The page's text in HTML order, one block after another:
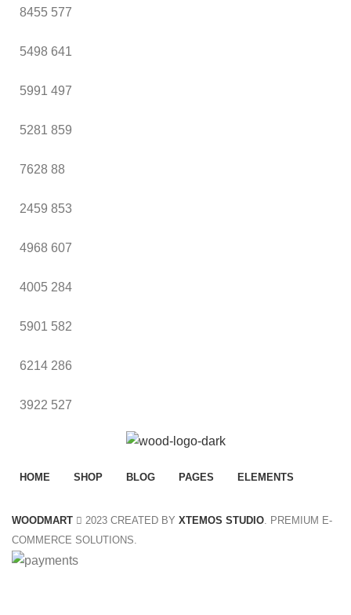
8455 577
5498 641
5991 497
5281 859
7628 88
2459 853
4968 607
4005 284
5901 582
6214 286
3922 527
HOME SHOP BLOG PAGES ELEMENTS
WOODMART 2023 CREATED BY XTEMOS STUDIO. PREMIUM E-
COMMERCE SOLUTIONS.